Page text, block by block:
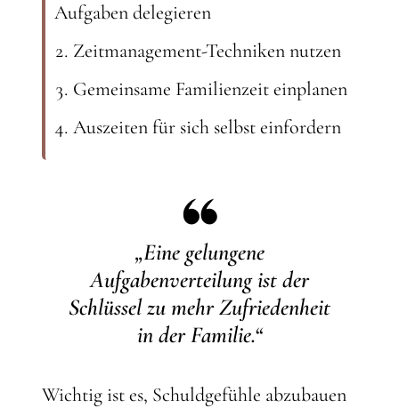
Aufgaben delegieren
Zeitmanagement-Techniken nutzen
Gemeinsame Familienzeit einplanen
Auszeiten für sich selbst einfordern
„Eine gelungene
Aufgabenverteilung ist der
Schlüssel zu mehr Zufriedenheit
in der Familie.“
Wichtig ist es, Schuldgefühle abzubauen